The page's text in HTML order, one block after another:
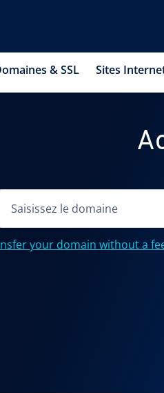
& SSL Sites
your domain without a